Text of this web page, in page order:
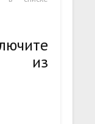
из